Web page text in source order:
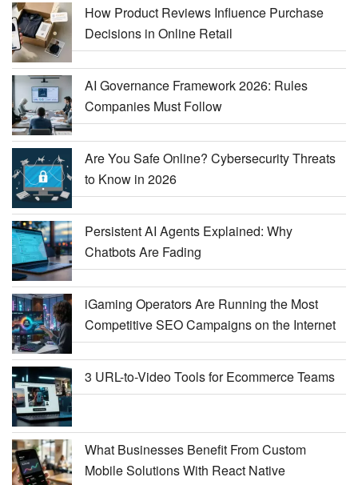
How Product Reviews Influence Purchase
Decisions in Online Retail
AI Governance Framework 2026: Rules
Companies Must Follow
Are You Safe Online? Cybersecurity Threats
to Know in 2026
Persistent AI Agents Explained: Why
Chatbots Are Fading
iGaming Operators Are Running the Most
Competitive SEO Campaigns on the Internet
3 URL-to-Video Tools for Ecommerce Teams
What Businesses Benefit From Custom
Mobile Solutions With React Native